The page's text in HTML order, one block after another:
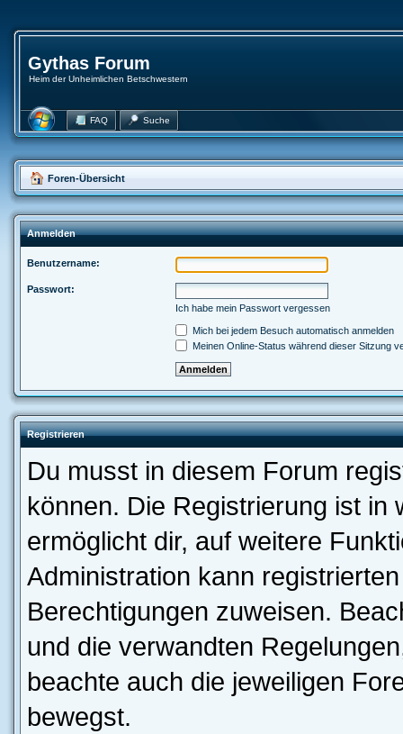
Gythas Forum
Heim der Unheimlichen Betschwestern
FAQ Suche
Foren-Übersicht
Anmelden
Benutzername:
Passwort:
Ich habe mein Passwort vergessen
Mich bei jedem Besuch automatisch anmelden
Meinen Online-Status während dieser Sitzung
Registrieren
Du musst in diesem Forum
können. Die Registrierung ist in
ermöglicht dir, auf weitere
Administration kann
Berechtigungen zuweisen.
und die verwandten
beachte auch die jeweiligen
bewegst.